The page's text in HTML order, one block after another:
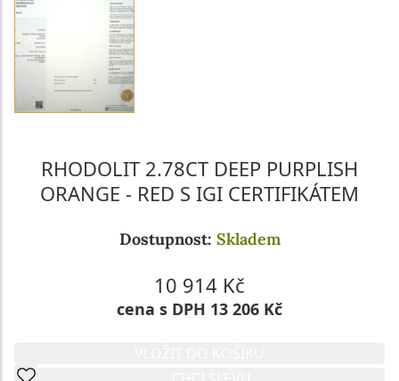
RHODOLIT 2.78CT DEEP PURPLISH
ORANGE - RED S IGI CERTIFIKÁTEM
Dostupnost: Skladem
10 914 Kč
cena s DPH 13 206 Kč